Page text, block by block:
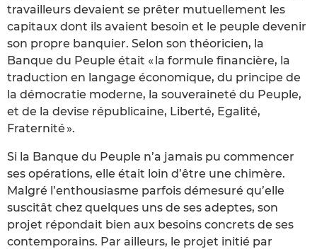
travailleurs devaient se prêter mutuellement les
capitaux dont ils avaient besoin et le peuple devenir
son propre banquier. Selon son théoricien, la
Banque du Peuple était « la formule financière, la
traduction en langage économique, du principe de
la démocratie moderne, la souveraineté du Peuple,
et de la devise républicaine, Liberté, Egalité,
Fraternité ».
Si la Banque du Peuple n’a jamais pu commencer
ses opérations, elle était loin d’être une chimère.
Malgré l’enthousiasme parfois démesuré qu’elle
suscitât chez quelques uns de ses adeptes, son
projet répondait bien aux besoins concrets de ses
contemporains. Par ailleurs, le projet initié par